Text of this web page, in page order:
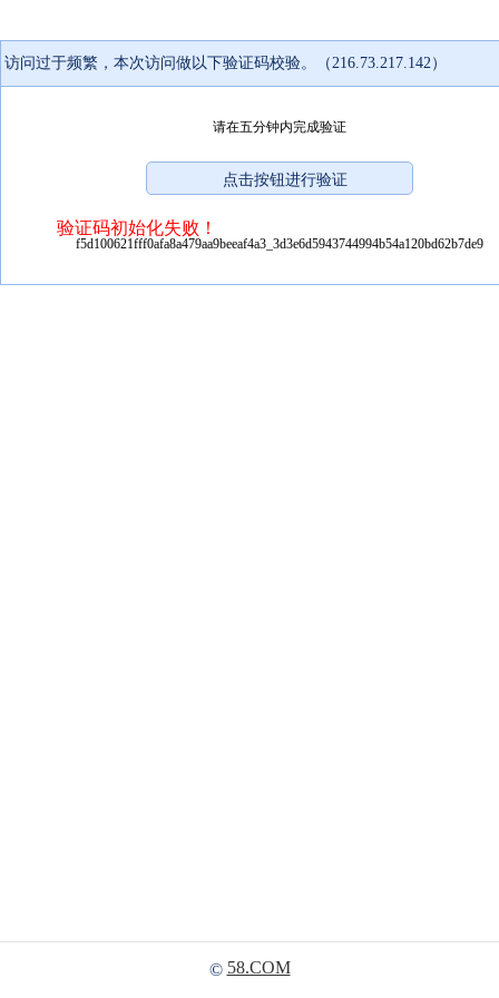
访问过于频繁，本次访问做以下验证码校验。（216.73.217.142）
请在五分钟内完成验证
验证码初始化失败！
f5d100621fff0afa8a479aa9beeaf4a3_3d3e6d5943744994b54a120bd62b7de9
© 58.COM